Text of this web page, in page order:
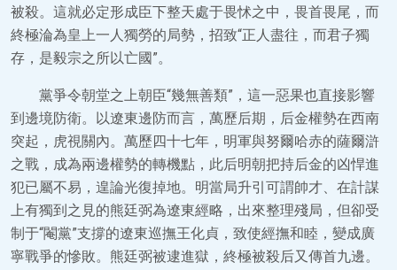
被殺。這就必定形成臣下整天處于畏怵之中，畏首畏尾，而
終極淪為皇上一人獨勞的局勢，招致“正人盡往，而君子獨
存，是毅宗之所以亡國”。
黨爭令朝堂之上朝臣“幾無善類”，這一惡果也直接影響
到邊境防衛。以遼東邊防而言，萬歷后期，后金權勢在西南
突起，虎視關內。萬歷四十七年，明軍與努爾哈赤的薩爾滸
之戰，成為兩邊權勢的轉機點，此后明朝把持后金的凶悍進
犯已屬不易，遑論光復掉地。明當局升引可謂帥才、在計謀
上有獨到之見的熊廷弼為遼東經略，出來整理殘局，但卻受
制于“閹黨”支撐的遼東巡撫王化貞，致使經撫和睦，變成廣
寧戰爭的慘敗。熊廷弼被逮進獄，終極被殺后又傳首九邊。